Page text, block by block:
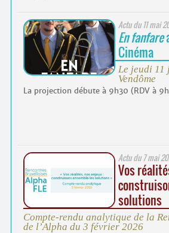
Actu du11 mai
En fanfare
Cinéma
Le jeudi 11
Vendôme
La projection débute à 9h30 (RDV à
Actu du7 mai
Vos
solutions
Compte-rendu analytique de la
de l’Alpha du 3 février 2026